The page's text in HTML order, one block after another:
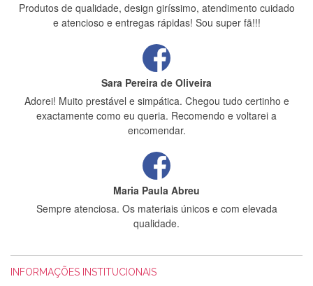
Produtos de qualidade, design giríssimo, atendimento cuidado
e atencioso e entregas rápidas! Sou super fã!!!
Sara Pereira de Oliveira
Adorei! Muito prestável e simpática. Chegou tudo certinho e
exactamente como eu queria. Recomendo e voltarei a
encomendar.
Maria Paula Abreu
Sempre atenciosa. Os materiais únicos e com elevada
qualidade.
INFORMAÇÕES INSTITUCIONAIS